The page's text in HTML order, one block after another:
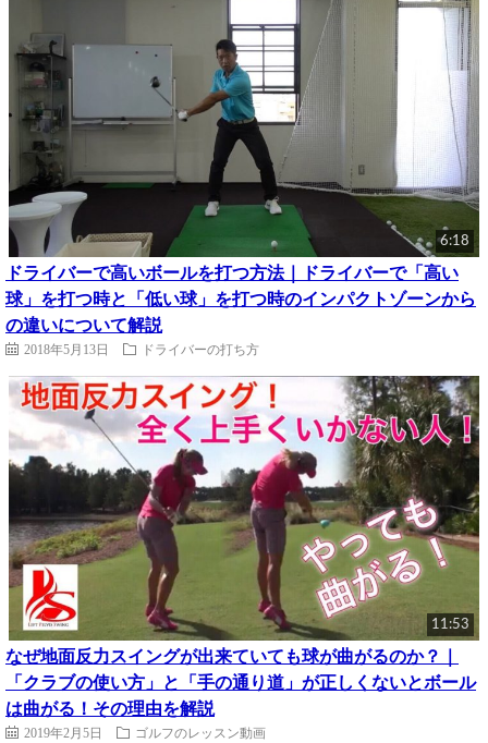
6:18
ドライバーで高いボールを打つ方法｜ドライバーで「高い
球」を打つ時と「低い球」を打つ時のインパクトゾーンから
の違いについて解説
2018年5月13日 ドライバーの打ち方
11:53
なぜ地面反力スイングが出来ていても球が曲がるのか？｜
「クラブの使い方」と「手の通り道」が正しくないとボール
は曲がる！その理由を解説
2019年2月5日 ゴルフのレッスン動画